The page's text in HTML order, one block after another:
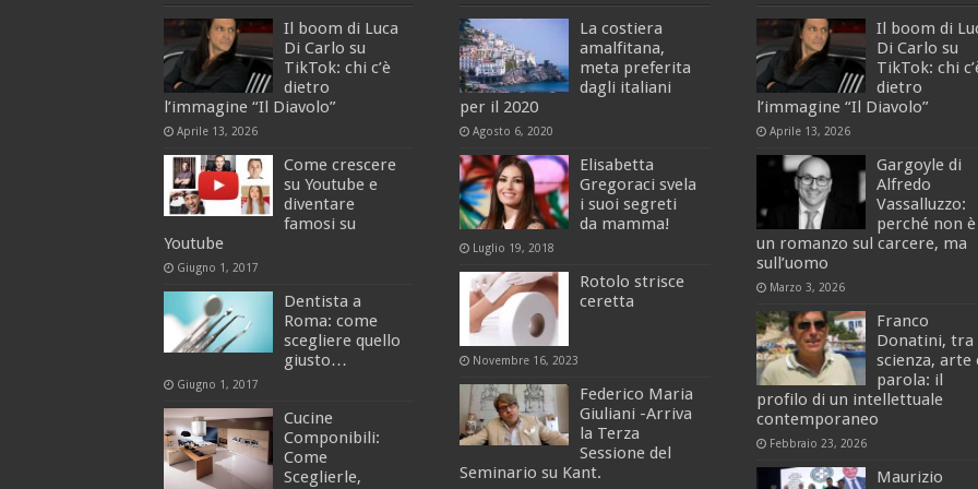
Il boom di Luca
Di Carlo su
TikTok: chi c’è
dietro
l’immagine “Il Diavolo”
Aprile 13, 2026
Come crescere
su Youtube e
diventare
famosi su
Youtube
Giugno 1, 2017
Dentista a
Roma: come
scegliere quello
giusto…
Giugno 1, 2017
Cucine
Componibili:
Come
Sceglierle,
La costiera
amalfitana,
meta preferita
dagli italiani
per il 2020
Agosto 6, 2020
Elisabetta
Gregoraci svela
i suoi segreti
da mamma!
Luglio 19, 2018
Rotolo strisce
ceretta
Novembre 16, 2023
Federico Maria
Giuliani -Arriva
la Terza
Sessione del
Seminario su Kant.
Il boom di
Di Carlo su
TikTok: chi
dietro
l’immagine “Il Diavolo”
Aprile 13, 2026
Gargoyle di
Alfredo
Vassalluzzo:
perché non è
un romanzo sul carcere, ma
sull’uomo
Marzo 3, 2026
Franco
Donatini, tra
scienza, arte
parola: il
profilo di un intellettuale
contemporaneo
Febbraio 23, 2026
Maurizio